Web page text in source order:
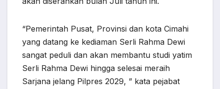
“Pemerintah Pusat, Provinsi dan kota Cimahi
yang datang ke kediaman Serli Rahma Dewi
sangat peduli dan akan membantu studi yatim
Serli Rahma Dewi hingga selesai meraih
Sarjana jelang Pilpres 2029, ” kata pejabat